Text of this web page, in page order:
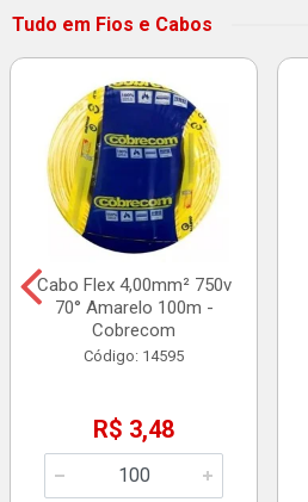
Tudo em Fios e Cabos
Cabo Flex 4,00mm² 750v
70° Amarelo 100m -
Cobrecom
Código: 14595
R$ 3,48